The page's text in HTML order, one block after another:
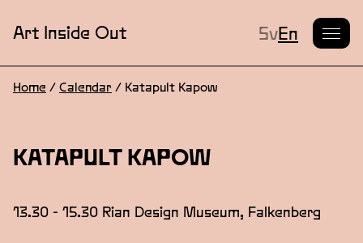
Art Inside Out SvCurrent
En
Home / Calendar / Katapult Kapow
KATAPULT KAPOW
13.30 - 15.30 Rian Design Museum, Falkenberg